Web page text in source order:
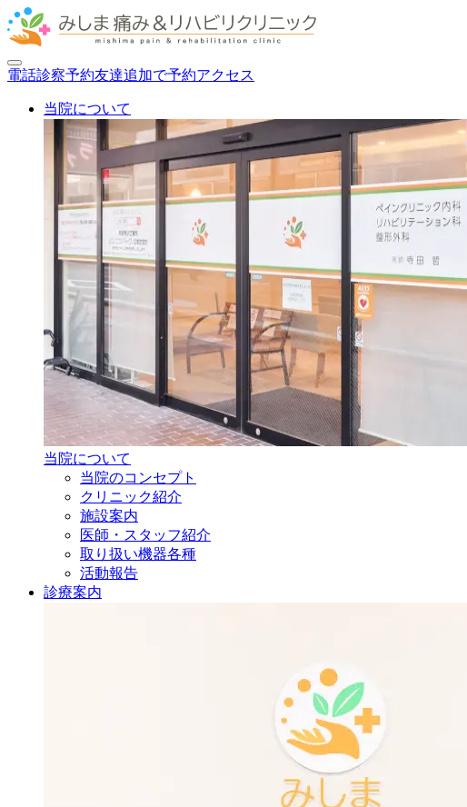
電話診察予約友達追加で予約アクセス
当院について
当院について
当院のコンセプト
クリニック紹介
施設案内
医師・ スタッフ紹介
取り扱い機器各種
活動報告
診療案内